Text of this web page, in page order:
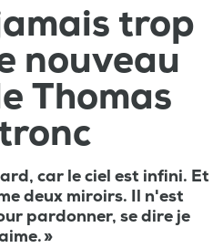
trop
nouveau
Thomas
car le ciel est infini. Et
deux miroirs. Il n'est
pardonner, se dire je
»